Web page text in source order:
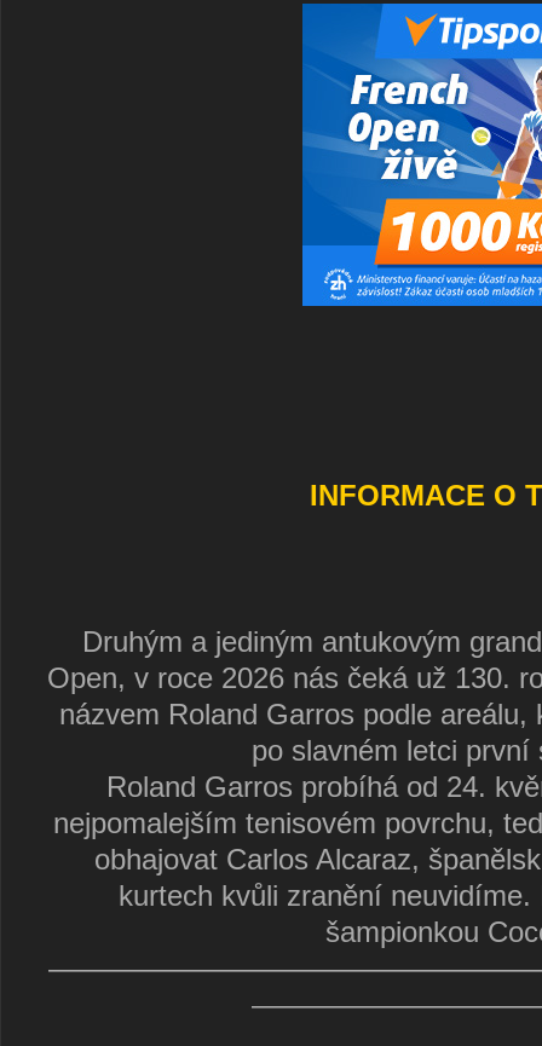
INFORMACE O
Druhým a jediným antukovým
Open, v roce 2026 nás čeká už 130.
názvem Roland Garros podle
po slavném letci první
Roland Garros probíhá od 24.
nejpomalejším tenisovém povrchu,
obhajovat Carlos Alcaraz,
kurtech kvůli zranění
šampionkou